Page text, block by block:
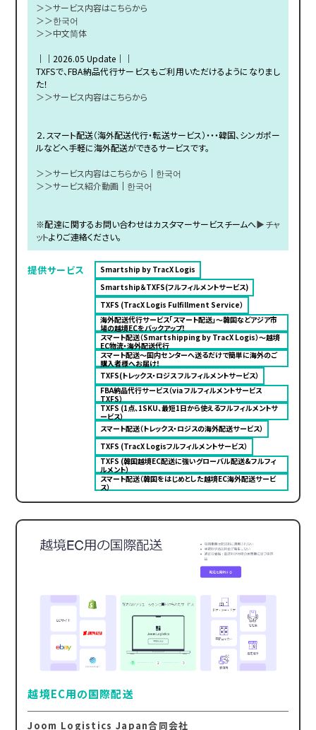
＞＞サービス内容はこちらから
＞＞한국어
＞＞中文简体
｜｜2026.05 Update｜｜
TXFSで、FBA納品代行サービスもご利用いただけるようになりまし
た！
＞＞サービス内容はこちらから
２．スマート配送（海外配送代行・転送サービス）・・・韓国、シンガポー
ルなどへ手軽に海外配送ができるサービスです。
＞＞サービス内容はこちらから ｜ 한국어
＞＞サービス紹介動画 ｜ 한국어
※配達に関するお問い合わせはカスタマーサービスチームへ▶チャ
ットよりご連絡ください。
提供サービス
Smartship by TracX Logis
Smartship＆TXFS(フルフィルメントサービス)
TXFS (TracX Logis Fulfillment Service）
海外配送代行サービス「スマート配送」〜韓国などアジア市
場の越境ECをバックアップ！
スマート配送（Smartshipping by TracX Logis）～越境
EC物流・海外配送代行
スマート配送～国内センターへ送るだけで簡単に海外のご
購入者様へお届け！
TXFS(トレックス・ロジス フルフィルメントサービス）
FBA納品代行サービス（via フルフィルメントサービス
TXFS）
TXFS (1点、1SKU、最短1日から使えるフルフィルメントサ
ービス）
スマート配送（トレックス・ロジスの海外配送サービス）
TXFS (TracX Logisフルフィルメントサービス）
TXFS (韓国越境EC配送に強いグローバル配送&フルフィ
ルメント）
スマート配送（韓国をはじめとした越境EC海外配送サービ
ス）
越境EC用の国際配送
Joom Logistics Japan合同会社